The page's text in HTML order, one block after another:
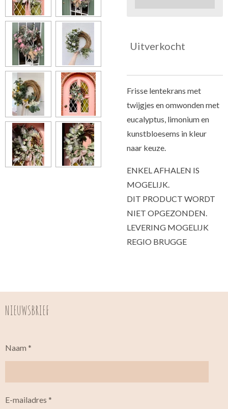
Uitverkocht
Frisse lentekrans met
twijgjes en omwonden met
eucalyptus, limonium en
kunstbloesems in kleur
naar keuze.
ENKEL AFHALEN IS
MOGELIJK.
DIT PRODUCT WORDT
NIET OPGEZONDEN.
LEVERING MOGELIJK
REGIO BRUGGE
NIEUWSBRIEF
Naam *
E-mailadres *